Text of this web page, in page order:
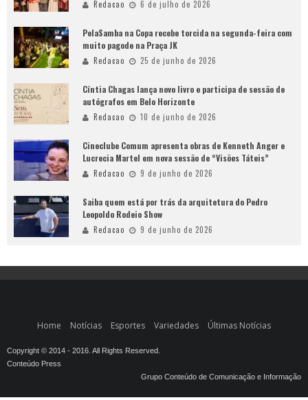
Redacao 6 de julho de 2026
PelaSamba na Copa recebe torcida na segunda-feira com
muito pagode na Praça JK
Redacao 25 de junho de 2026
Cíntia Chagas lança novo livro e participa de sessão de
autógrafos em Belo Horizonte
Redacao 10 de junho de 2026
Cineclube Comum apresenta obras de Kenneth Anger e
Lucrecia Martel em nova sessão de “Visões Táteis”
Redacao 9 de junho de 2026
Saiba quem está por trás da arquitetura do Pedro
Leopoldo Rodeio Show
Redacao 9 de junho de 2026
Home Notícias Esportes Variedades Últimas Notícias
Copyright © 2014 - 2016. All Rights Reserved.
Conteúdo Press
Grupo Conteúdo de Comunicação e Informação